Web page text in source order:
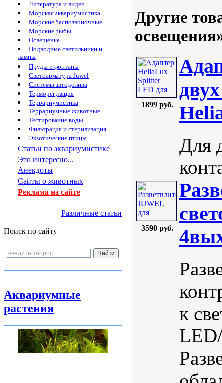
Литература и видео
Морская аквариумистика
Морские беспозвоночные
Морские рыбы
Освещение
Подводные светильники и
лампы
Пруды и фонтаны
Светоарматура Juwel
Системы автодолива
Терморегуляция
Террариумистика
Террариумные животные
Тестирование воды
Фильтрация и стерилизация
Экзотические птицы
Статьи по аквариумистике
Это интересно...
Анекдоты
Сайты о животных
Реклама на сайте
Различные статьи
Поиск по сайту
Аквариумные
растения
Другие
1899 руб.
Для
3590 руб.
к